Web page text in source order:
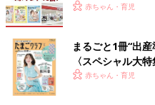
赤ちゃん・育児
まるごと1冊“出
〈スペシャル大
赤ちゃん・育児